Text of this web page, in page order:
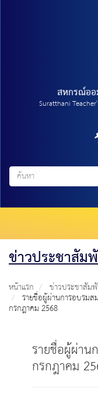
สหกรณ์อ
Suratthani
วัน
ข่าวประชาสัม
หน้าแรก ข่าวประชาสัม
รายชื่อผู้ผ่านการอบรม
กรกฎาคม 2568
รายชื่อผู้ผ่าน
กรกฎาคม